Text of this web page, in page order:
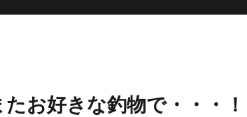
お好きな釣物で・・・！